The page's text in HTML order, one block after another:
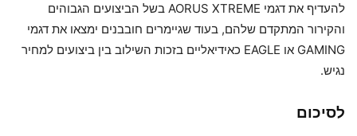
להעדיף את דגמי AORUS XTREME בשל הביצועים הגבוהים
והקירור המתקדם שלהם, בעוד שגיימרים חובבנים ימצאו את דגמי
GAMING או EAGLE כאידיאליים בזכות השילוב בין ביצועים למחיר
נגיש.
לסיכום